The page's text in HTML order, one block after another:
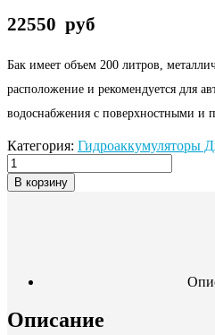
22550 руб
Бак имеет объем 200 литров,
расположение и рекомендуется для
водоснабжения с поверхностными и
Категория: Гидроаккумуляторы
В корзину
Описание